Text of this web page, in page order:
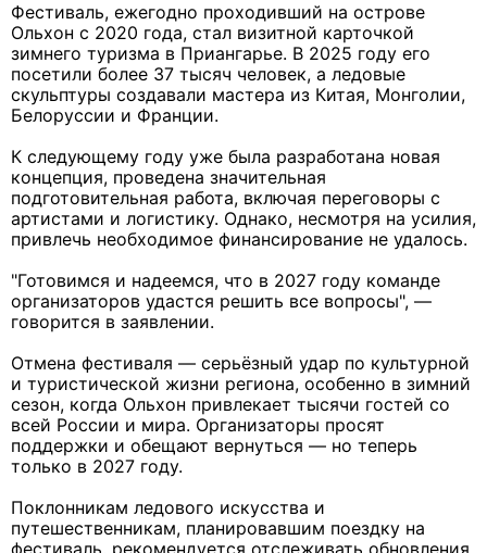
Фестиваль, ежегодно проходивший на острове
Ольхон с 2020 года, стал визитной карточкой
зимнего туризма в Приангарье. В 2025 году его
посетили более 37 тысяч человек, а ледовые
скульптуры создавали мастера из Китая, Монголии,
Белоруссии и Франции.
К следующему году уже была разработана новая
концепция, проведена значительная
подготовительная работа, включая переговоры с
артистами и логистику. Однако, несмотря на усилия,
привлечь необходимое финансирование не удалось.
"Готовимся и надеемся, что в 2027 году команде
организаторов удастся решить все вопросы", —
говорится в заявлении.
Отмена фестиваля — серьёзный удар по культурной
и туристической жизни региона, особенно в зимний
сезон, когда Ольхон привлекает тысячи гостей со
всей России и мира. Организаторы просят
поддержки и обещают вернуться — но теперь
только в 2027 году.
Поклонникам ледового искусства и
путешественникам, планировавшим поездку на